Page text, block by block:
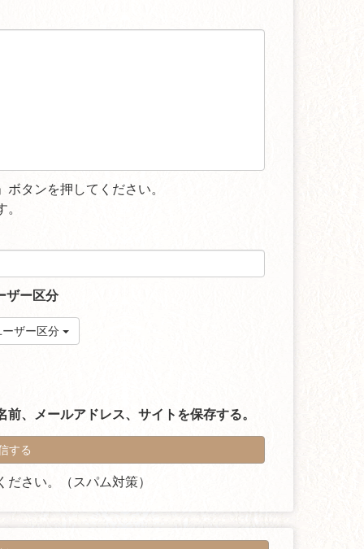
タンを押してください。
ザー区分
ザー区分
、メールアドレス、サイトを保存する。
さい。（スパム対策）